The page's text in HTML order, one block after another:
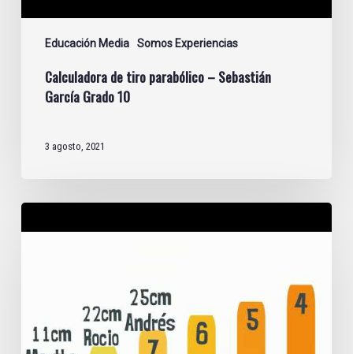
Educación Media Somos Experiencias
Calculadora de tiro parabólico – Sebastián
García Grado 10
3 agosto, 2021
|